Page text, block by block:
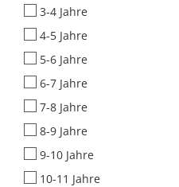
3-4 Jahre
4-5 Jahre
5-6 Jahre
6-7 Jahre
7-8 Jahre
8-9 Jahre
9-10 Jahre
10-11 Jahre